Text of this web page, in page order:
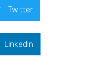
Twitter
LinkedIn